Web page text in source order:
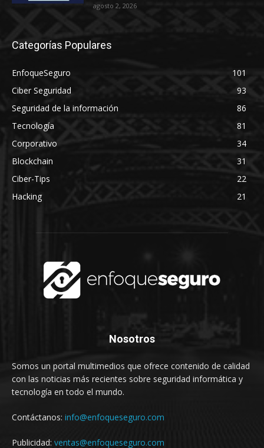
agosto 2, 2026
Categorías Populares
EnfoqueSeguro
101
Ciber Seguridad
93
Seguridad de la información
86
Tecnología
81
Corporativo
34
Blockchain
31
Ciber-Tips
22
Hacking
21
Nosotros
Somos un portal multimedios que ofrece contenido de calidad
con las noticias más recientes sobre seguridad informática y
tecnología en todo el mundo.
Contáctanos: info@enfoqueseguro.com
Publicidad: ventas@enfoqueseguro.com